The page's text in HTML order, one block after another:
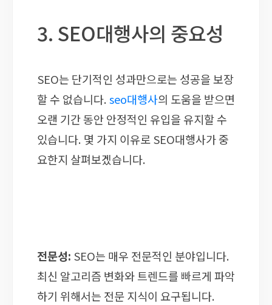
3. SEO대행사의 중요성
SEO는 단기적인 성과만으로는 성공을 보장
할 수 없습니다. seo대행사의 도움을 받으면
오랜 기간 동안 안정적인 유입을 유지할 수
있습니다. 몇 가지 이유로 SEO대행사가 중
요한지 살펴보겠습니다.
전문성: SEO는 매우 전문적인 분야입니다.
최신 알고리즘 변화와 트렌드를 빠르게 파악
하기 위해서는 전문 지식이 요구됩니다.